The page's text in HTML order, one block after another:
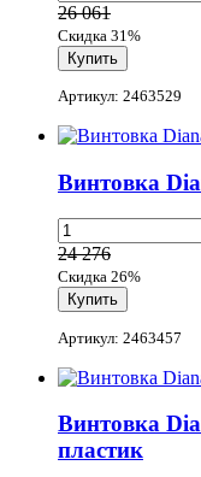
26 061
Скидка 31%
Артикул: 2463529
Винтовка
24 276
Скидка 26%
Артикул: 2463457
Винтовка
пластик